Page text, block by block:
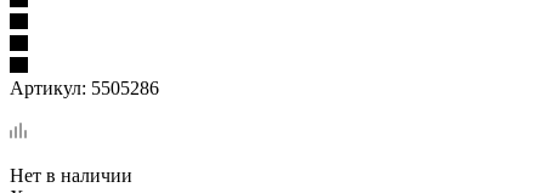
Артикул: 5505286
Нет в наличии